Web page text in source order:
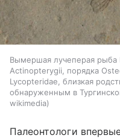
Вымершая лучеперая рыба
Actinopterygii, порядка
Lycopteridae, близкая
обнаруженным в
wikimedia
Палеонтологи